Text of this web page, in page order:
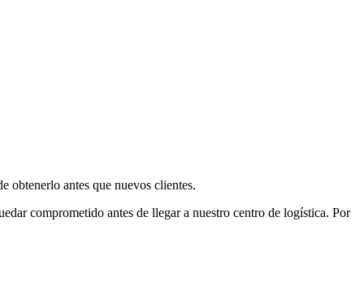
obtenerlo antes que nuevos clientes.
comprometido antes de llegar a nuestro centro de logística. Por